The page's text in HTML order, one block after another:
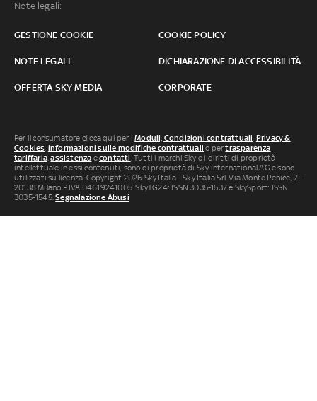
Note legali:
GESTIONE COOKIE COOKIE POLICY
NOTE LEGALI DICHIARAZIONE DI ACCESSIBILITÀ
OFFERTA SKY MEDIA CORPORATE
Per il consumatore clicca qui per iModuli, Condizioni contrattuali, Privacy &
Cookies, informazioni sulle modifiche contrattuali o pertrasparenza
tariffaria,assistenza econtatti. Tutti i marchi Sky e i diritti di proprietà
intellettuale in essi contenuti, sono di proprietà di Sky international AG e sono
utilizzati su licenza. Copyright 2026 Sky Italia - Sky Italia Srl Via Monte Penice, 7 -
20138 Milano P.IVA 04619241005. SkyTG24: ISSN 3035-1537 e SkySport: ISSN
3035-1545.Segnalazione Abusi